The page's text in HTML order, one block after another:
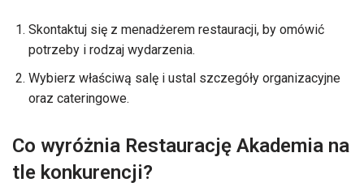
Skontaktuj się z menadżerem restauracji, by omówić
potrzeby i rodzaj wydarzenia.
Wybierz właściwą salę i ustal szczegóły organizacyjne
oraz cateringowe.
Co wyróżnia Restaurację Akademia na
tle konkurencji?